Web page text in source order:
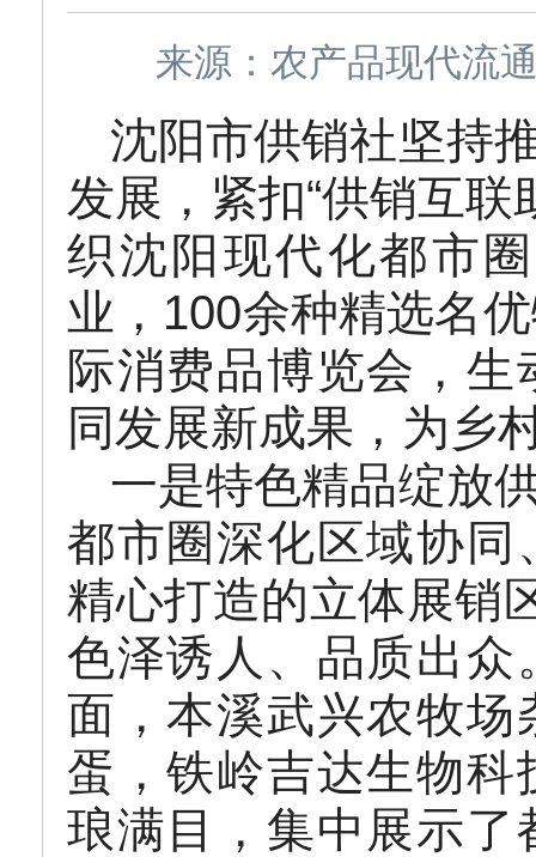
来源：农产品现代流
沈阳市供销社坚持
发展，紧扣“供销互
织沈阳现代化都市
业，100余种精选名
际消费品博览会，
同发展新成果，为乡
一是特色精品绽放
都市圈深化区域协
精心打造的立体展销
色泽诱人、品质出
面，本溪武兴农牧
蛋，铁岭吉达生物
琅满目，集中展示